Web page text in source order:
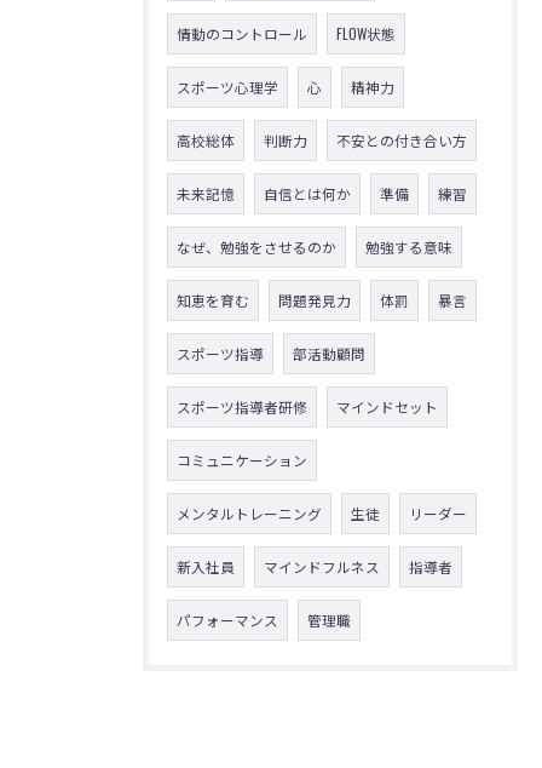
情動のコントロール FLOW状態
スポーツ心理学 心 精神力
高校総体 判断力 不安との付き合い方
未来記憶 自信とは何か 準備 練習
なぜ、勉強をさせるのか 勉強する意味
知恵を育む 問題発見力 体罰 暴言
スポーツ指導 部活動顧問
スポーツ指導者研修 マインドセット
コミュニケーション
メンタルトレーニング 生徒 リーダー
新入社員 マインドフルネス 指導者
パフォーマンス 管理職